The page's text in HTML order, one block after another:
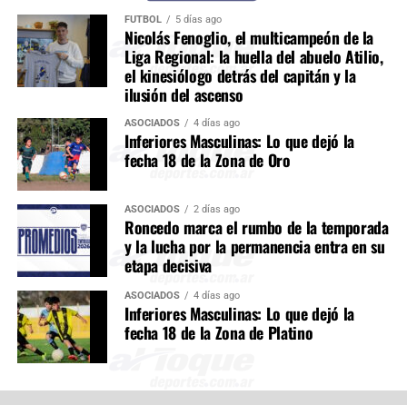
FÚTBOL 5 días ago
Nicolás Fenoglio, el multicampeón de la
Liga Regional: la huella del abuelo Atilio,
el kinesiólogo detrás del capitán y la
ilusión del ascenso
ASOCIADOS 4 días ago
Inferiores Masculinas: Lo que dejó la
fecha 18 de la Zona de Oro
ASOCIADOS 2 días ago
Roncedo marca el rumbo de la temporada
y la lucha por la permanencia entra en su
etapa decisiva
ASOCIADOS 4 días ago
Inferiores Masculinas: Lo que dejó la
fecha 18 de la Zona de Platino